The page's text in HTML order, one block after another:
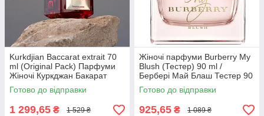
Kurkdjian Baccarat extrait 70
ml (Original Pack) Парфуми
Жіночі Куркджан Бакарат
екстракт
Готово до відправки
1 299,65 ₴ 1 529 ₴
Жіночі парфуми Burberry My
Blush (Тестер) 90 ml /
Бербері Май Блаш Тестер 90
мл парфумована вода
Готово до відправки
925,65 ₴ 1 089 ₴